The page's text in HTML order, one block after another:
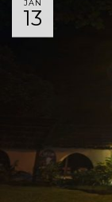
JAN
13